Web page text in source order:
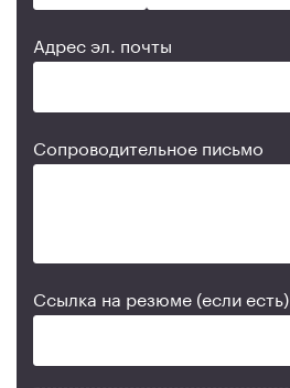
Адрес эл. почты
Сопроводительное письмо
Ссылка на резюме (если есть)